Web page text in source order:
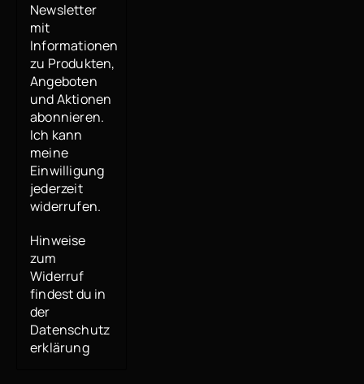
Newsletter
mit
Informationen
zu Produkten,
Angeboten
und Aktionen
abonnieren.
Ich kann
meine
Einwilligung
jederzeit
widerrufen.
Hinweise
zum
Widerruf
findest du in
der
Datenschutz
erklärung